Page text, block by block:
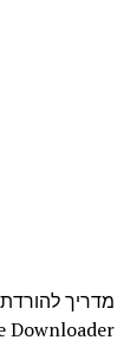
מדריך
Downloader